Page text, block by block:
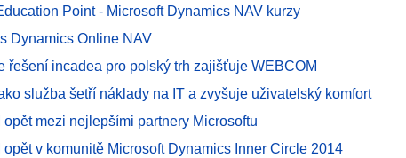
Point - Microsoft Dynamics NAV kurzy
Dynamics Online NAV
řešení incadea pro polský trh zajišťuje WEBCOM
služba šetří náklady na IT a zvyšuje uživatelský komfort
opět mezi nejlepšími partnery Microsoftu
opět v komunitě Microsoft Dynamics Inner Circle 2014